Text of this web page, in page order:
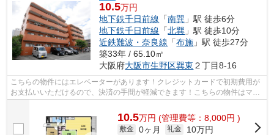
10.5万円
地下鉄千日前線 「南巽 」駅 徒歩6分
地下鉄千日前線 「北巽 」駅 徒歩10分
近鉄難波・奈良線 「布施 」駅 徒歩27分
築33年 / 65.10㎡
大阪府大阪市生野区巽東 ２丁目8-16
こちらの物件にはエレベーターがあります！クレジットカードで初期費用が
お支払いいただけるので、決済の手間が軽減できます！こちらの物件はマン
10.5万円 (管理費等：8,000円 )
敷金 0ヶ月 礼金
10万円